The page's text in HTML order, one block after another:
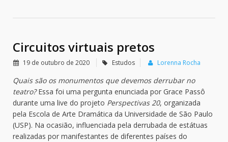
Circuitos virtuais pretos
19 de outubro de 2020 Estudos Lorenna Rocha
Quais são os monumentos que devemos derrubar no
teatro?Essa foi uma pergunta enunciada por Grace Passô
durante uma live do projeto Perspectivas 20, organizada
pela Escola de Arte Dramática da Universidade de São Paulo
(USP). Na ocasião, influenciada pela derrubada de estátuas
realizadas por manifestantes de diferentes países do